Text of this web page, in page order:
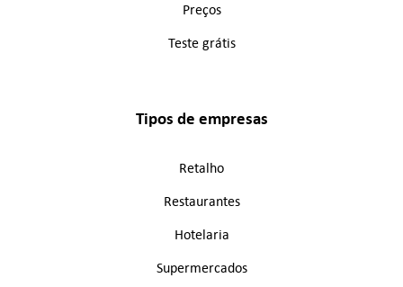
Preços
Teste grátis
Tipos de empresas
Retalho
Restaurantes
Hotelaria
Supermercados